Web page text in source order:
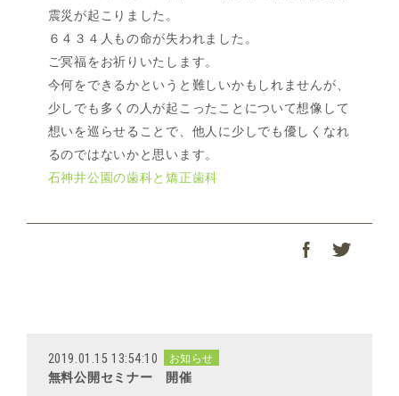
震災が起こりました。
６４３４人もの命が失われました。
ご冥福をお祈りいたします。
今何をできるかというと難しいかもしれませんが、
少しでも多くの人が起こったことについて想像して
想いを巡らせることで、他人に少しでも優しくなれ
るのではないかと思います。
石神井公園の歯科と矯正歯科
2019.01.15 13:54:10 お知らせ
無料公開セミナー 開催